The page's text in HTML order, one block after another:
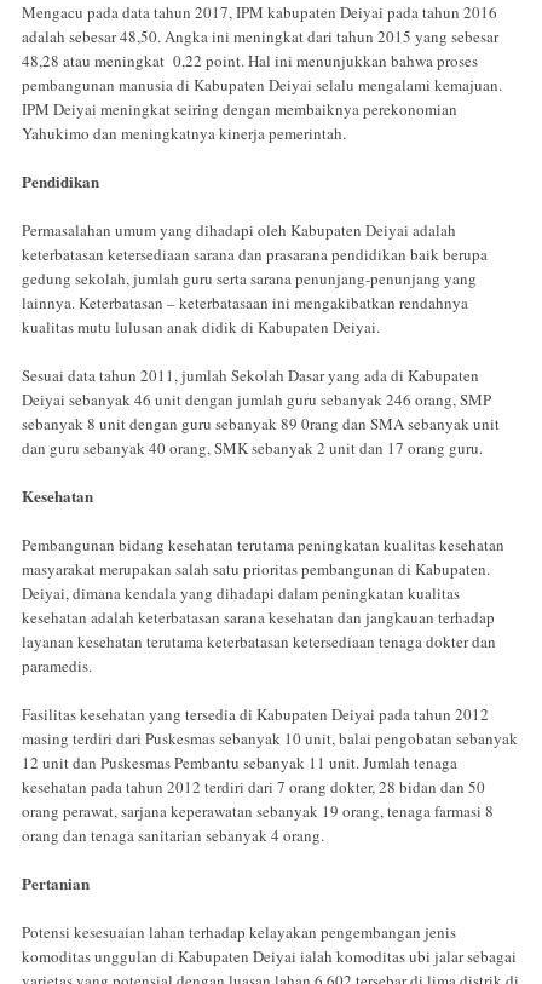
Mengacu pada data tahun 2017, IPM kabupaten Deiyai pada tahun 2016
adalah sebesar 48,50. Angka ini meningkat dari tahun 2015 yang sebesar
48,28 atau meningkat 0,22 point. Hal ini menunjukkan bahwa proses
pembangunan manusia di Kabupaten Deiyai selalu mengalami kemajuan.
IPM Deiyai meningkat seiring dengan membaiknya perekonomian
Yahukimo dan meningkatnya kinerja pemerintah.
Pendidikan
Permasalahan umum yang dihadapi oleh Kabupaten Deiyai adalah
keterbatasan ketersediaan sarana dan prasarana pendidikan baik berupa
gedung sekolah, jumlah guru serta sarana penunjang-penunjang yang
lainnya. Keterbatasan – keterbatasaan ini mengakibatkan rendahnya
kualitas mutu lulusan anak didik di Kabupaten Deiyai.
Sesuai data tahun 2011, jumlah Sekolah Dasar yang ada di Kabupaten
Deiyai sebanyak 46 unit dengan jumlah guru sebanyak 246 orang, SMP
sebanyak 8 unit dengan guru sebanyak 89 0rang dan SMA sebanyak unit
dan guru sebanyak 40 orang, SMK sebanyak 2 unit dan 17 orang guru.
Kesehatan
Pembangunan bidang kesehatan terutama peningkatan kualitas kesehatan
masyarakat merupakan salah satu prioritas pembangunan di Kabupaten.
Deiyai, dimana kendala yang dihadapi dalam peningkatan kualitas
kesehatan adalah keterbatasan sarana kesehatan dan jangkauan terhadap
layanan kesehatan terutama keterbatasan ketersediaan tenaga dokter dan
paramedis.
Fasilitas kesehatan yang tersedia di Kabupaten Deiyai pada tahun 2012
masing terdiri dari Puskesmas sebanyak 10 unit, balai pengobatan sebanyak
12 unit dan Puskesmas Pembantu sebanyak 11 unit. Jumlah tenaga
kesehatan pada tahun 2012 terdiri dari 7 orang dokter, 28 bidan dan 50
orang perawat, sarjana keperawatan sebanyak 19 orang, tenaga farmasi 8
orang dan tenaga sanitarian sebanyak 4 orang.
Pertanian
Potensi kesesuaian lahan terhadap kelayakan pengembangan jenis
komoditas unggulan di Kabupaten Deiyai ialah komoditas ubi jalar sebagai